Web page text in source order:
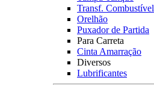
Transf. Combustível
Orelhão
Puxador de Partida
Para Carreta
Cinta Amarração
Diversos
Lubrificantes